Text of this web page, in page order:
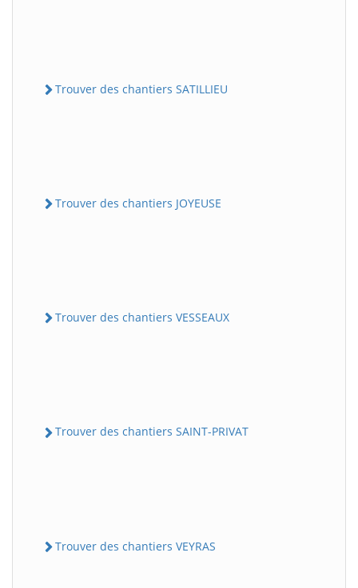
Trouver des chantiers SATILLIEU
Trouver des chantiers JOYEUSE
Trouver des chantiers VESSEAUX
Trouver des chantiers SAINT-PRIVAT
Trouver des chantiers VEYRAS